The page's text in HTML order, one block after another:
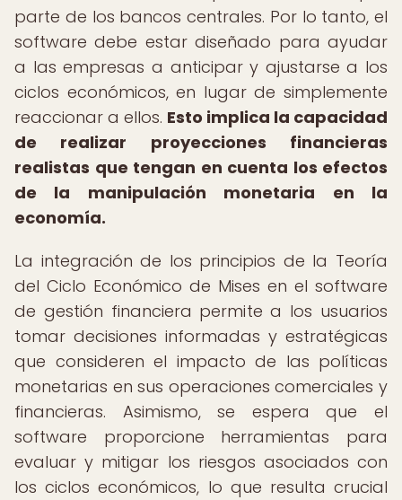
parte de los bancos centrales. Por lo tanto, el
software debe estar diseñado para ayudar
a las empresas a anticipar y ajustarse a los
ciclos económicos, en lugar de simplemente
reaccionar a ellos. Esto implica la capacidad
de realizar proyecciones financieras
realistas que tengan en cuenta los efectos
de la manipulación monetaria en la
economía.
La integración de los principios de la Teoría
del Ciclo Económico de Mises en el software
de gestión financiera permite a los usuarios
tomar decisiones informadas y estratégicas
que consideren el impacto de las políticas
monetarias en sus operaciones comerciales y
financieras. Asimismo, se espera que el
software proporcione herramientas para
evaluar y mitigar los riesgos asociados con
los ciclos económicos, lo que resulta crucial